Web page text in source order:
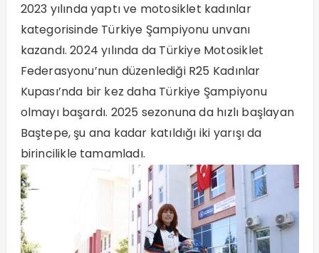
2023 yılında yaptı ve motosiklet kadınlar
kategorisinde Türkiye Şampiyonu unvanı
kazandı. 2024 yılında da Türkiye Motosiklet
Federasyonu’nun düzenlediği R25 Kadınlar
Kupası’nda bir kez daha Türkiye Şampiyonu
olmayı başardı. 2025 sezonuna da hızlı başlayan
Baştepe, şu ana kadar katıldığı iki yarışı da
birincilikle tamamladı.